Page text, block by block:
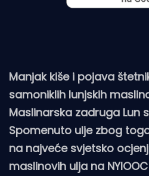
Manjak kiše i pojava
samoniklih lunjskih
Maslinarska zadruga Lun
Spomenuto ulje zbog
na najveće svjetsko
maslinovih ulja na